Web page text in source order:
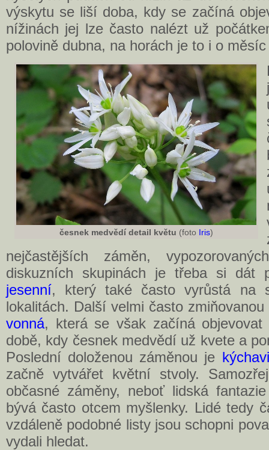
výskytu se liší doba, kdy se začíná
nížinách jej lze často nalézt už
polovině dubna, na horách je to i o
česnek medvědí detail květu (foto Iris)
nejčastějších záměn,
diskuzních skupinách je třeba si dát
jesenní, který také často vyrůstá na
lokalitách. Další velmi často
vonná, která se však začíná
době, kdy česnek medvědí už kvete a
Poslední doloženou záměnou je
začně vytvářet květní stvoly.
občasné záměny, neboť lidská
bývá často otcem myšlenky. Lidé tedy
vzdáleně podobné listy jsou schopni
vydali hledat.